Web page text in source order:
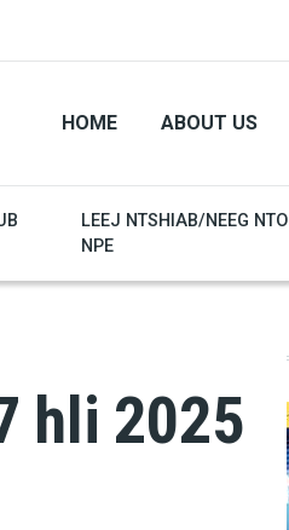
HOME ABOUT US
LEEJ NTSHIAB/NEEG NTO
NPE
hli 2025